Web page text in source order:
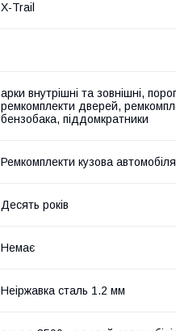
X-Trail
арки внутрішні та зовнішні,
ремкомплекти дверей,
бензобака, піддомкратники
Ремкомплекти кузова автомобіля
Десять років
Немає
Неіржавка сталь 1.2 мм